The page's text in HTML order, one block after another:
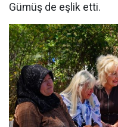
Gümüş de eşlik etti.